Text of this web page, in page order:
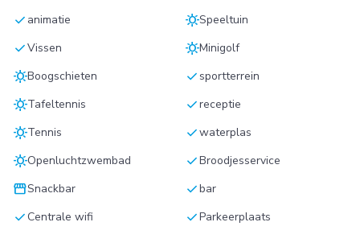
check animatie sunnySpeeltuin
checkVissen sunnyMinigolf
sunnyBoogschieten check sportterrein
sunnyTafeltennis checkreceptie
sunnyTennis checkwaterplas
sunnyOpenluchtzwembad checkBroodjesservice
storefrontSnackbar checkbar
check Centrale wifi checkParkeerplaats